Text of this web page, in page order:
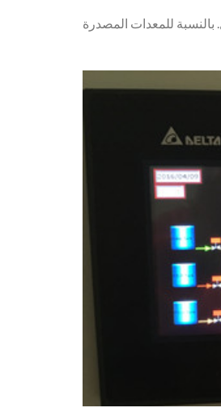
بالنسبة للمعدات المصدرة